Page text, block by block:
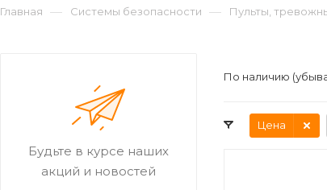
Главная — Системы безопасности — Пульты,
По наличию
Цена
Будьте в курсе наших
акций и новостей